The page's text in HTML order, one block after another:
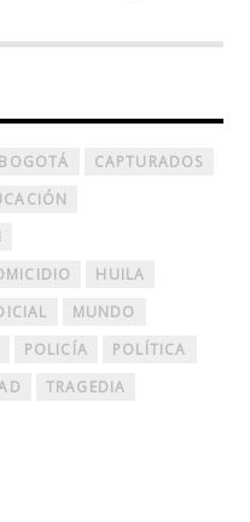
BOGOTÁ
CAPTURADOS
HUILA
MUNDO
POLICÍA
POLÍTICA
TRAGEDIA